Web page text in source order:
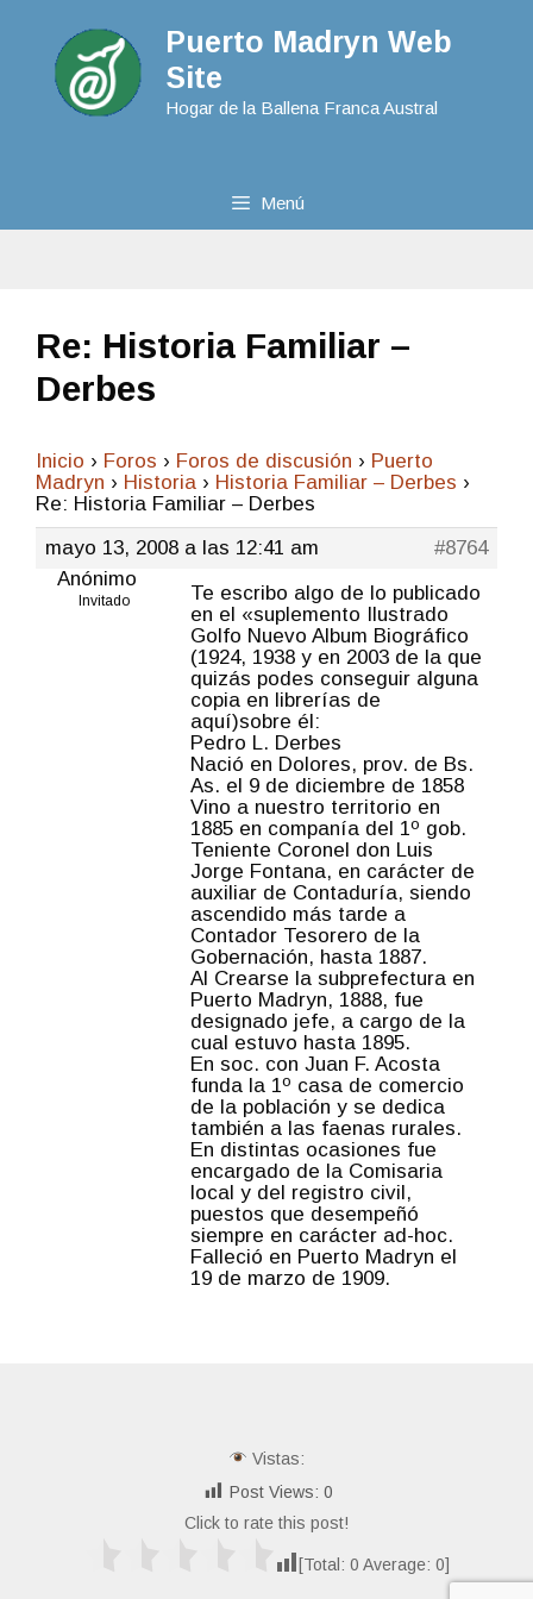
Puerto Madryn Web
Site
Hogar de la Ballena Franca Austral
Menú
Re: Historia Familiar –
Derbes
Inicio › Foros › Foros de discusión › Puerto
Madryn › Historia › Historia Familiar – Derbes ›
Re: Historia Familiar – Derbes
mayo 13, 2008 a las 12:41 am
#8764
Anónimo
Invitado
Te escribo algo de lo publicado
en el «suplemento Ilustrado
Golfo Nuevo Album Biográfico
(1924, 1938 y en 2003 de la que
quizás podes conseguir alguna
copia en librerías de
aquí)sobre él:
Pedro L. Derbes
Nació en Dolores, prov. de Bs.
As. el 9 de diciembre de 1858
Vino a nuestro territorio en
1885 en companía del 1º gob.
Teniente Coronel don Luis
Jorge Fontana, en carácter de
auxiliar de Contaduría, siendo
ascendido más tarde a
Contador Tesorero de la
Gobernación, hasta 1887.
Al Crearse la subprefectura en
Puerto Madryn, 1888, fue
designado jefe, a cargo de la
cual estuvo hasta 1895.
En soc. con Juan F. Acosta
funda la 1º casa de comercio
de la población y se dedica
también a las faenas rurales.
En distintas ocasiones fue
encargado de la Comisaria
local y del registro civil,
puestos que desempeñó
siempre en carácter ad-hoc.
Falleció en Puerto Madryn el
19 de marzo de 1909.
Vistas:
Post Views: 0
Click to rate this post!
[Total: 0 Average: 0]